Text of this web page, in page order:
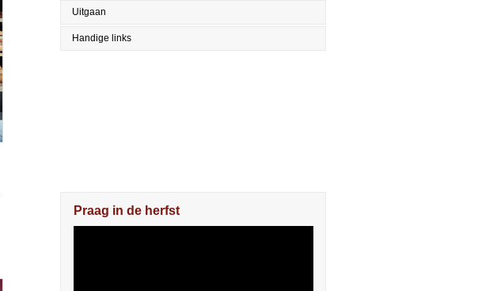
Uitgaan
Handige links
Praag in de herfst